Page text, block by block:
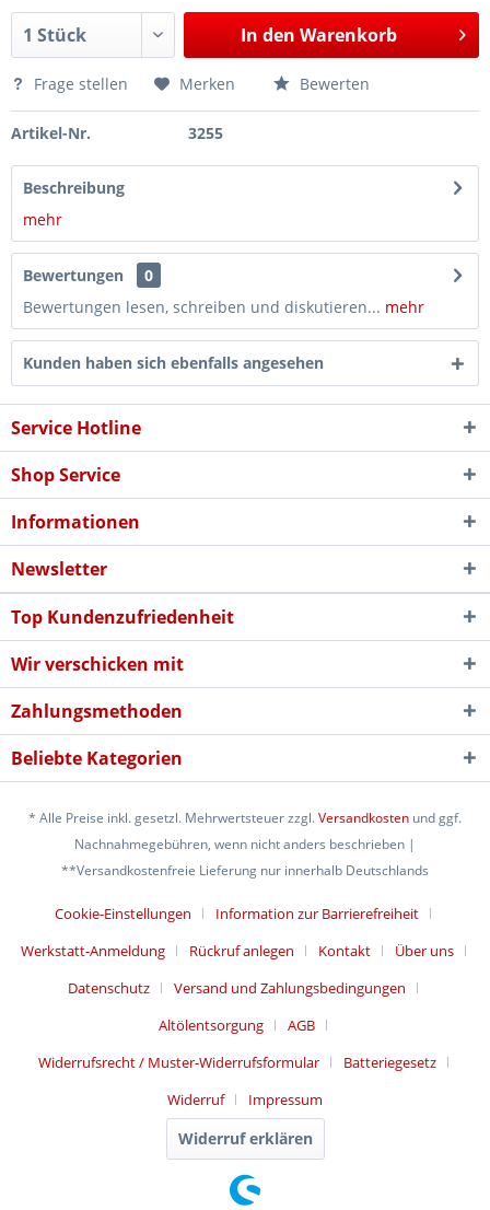
In den Warenkorb
Frage stellen Merken Bewerten
Artikel-Nr. 3255
Beschreibung
mehr
Bewertungen
0
Bewertungen lesen, schreiben und diskutieren... mehr
Kunden haben sich ebenfalls angesehen
Service Hotline
Shop Service
Informationen
Newsletter
Top Kundenzufriedenheit
Wir verschicken mit
Zahlungsmethoden
Beliebte Kategorien
* Alle Preise inkl. gesetzl. Mehrwertsteuer zzgl.Versandkosten und ggf.
Nachnahmegebühren, wenn nicht anders beschrieben |
**Versandkostenfreie Lieferung nur innerhalb Deutschlands
Cookie-Einstellungen
Information zur Barrierefreiheit
Werkstatt-Anmeldung
Rückruf anlegen Kontakt
Über uns
Datenschutz
Versand und Zahlungsbedingungen
Altölentsorgung
AGB
Widerrufsrecht / Muster-Widerrufsformular
Batteriegesetz
Widerruf
Impressum
Widerruf erklären